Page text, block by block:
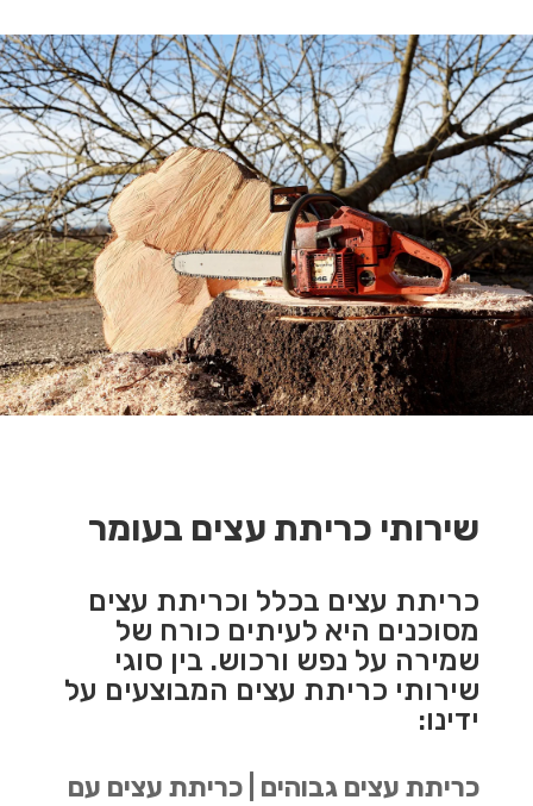
שירותי כריתת עצים בעומר
כריתת עצים בכלל וכריתת עצים
מסוכנים היא לעיתים כורח של
שמירה על נפש ורכוש. בין סוגי
שירותי כריתת עצים המבוצעים על
ידינו:
כריתת עצים גבוהים | כריתת עצים עם